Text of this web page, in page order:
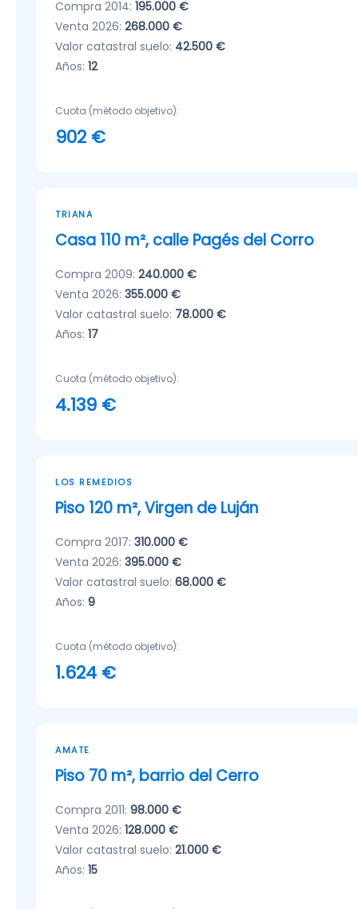
Compra 2014: 195.000 €
Venta 2026: 268.000 €
Valor catastral suelo: 42.500 €
Años: 12
Cuota (método objetivo):
902 €
TRIANA
Casa 110 m², calle Pagés del Corro
Compra 2009: 240.000 €
Venta 2026: 355.000 €
Valor catastral suelo: 78.000 €
Años: 17
Cuota (método objetivo):
4.139 €
LOS REMEDIOS
Piso 120 m², Virgen de Luján
Compra 2017: 310.000 €
Venta 2026: 395.000 €
Valor catastral suelo: 68.000 €
Años: 9
Cuota (método objetivo):
1.624 €
AMATE
Piso 70 m², barrio del Cerro
Compra 2011: 98.000 €
Venta 2026: 128.000 €
Valor catastral suelo: 21.000 €
Años: 15